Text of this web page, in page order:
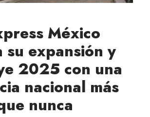
México
su expansión y
2025 con una
nacional más
nunca